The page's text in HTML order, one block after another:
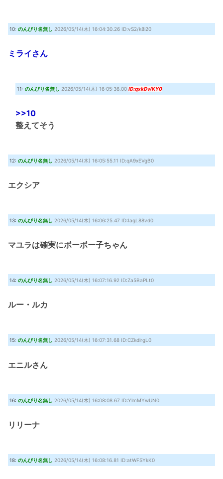
10: のんびり名無し 2026/05/14(木) 16:04:30.26 ID:vS2/k8i20
ミライさん
11: のんびり名無し 2026/05/14(木) 16:05:36.00 ID:qxkDv/KY0
>>10
整えてそう
12: のんびり名無し 2026/05/14(木) 16:05:55.11 ID:qA9xEVgB0
エクシア
13: のんびり名無し 2026/05/14(木) 16:06:25.47 ID:IagL88vd0
マユラは確実にボーボー子ちゃん
14: のんびり名無し 2026/05/14(木) 16:07:16.92 ID:Za5BaPLt0
ルー・ルカ
15: のんびり名無し 2026/05/14(木) 16:07:31.68 ID:CZkdlrgL0
エニルさん
16: のんびり名無し 2026/05/14(木) 16:08:08.67 ID:YlmMYwUN0
リリーナ
18: のんびり名無し 2026/05/14(木) 16:08:16.81 ID:atWFSYkK0